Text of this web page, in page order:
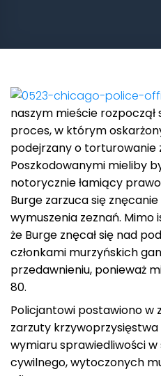
naszym mieście
proces, w którym
podejrzany o torturowanie
Poszkodowanymi mieliby
notorycznie łamiący
Burge zarzuca się
wymuszenia zeznań. Mimo
że Burge znęcał się nad
członkami murzyńskich
przedawnieniu, ponieważ
80.
Policjantowi postawiono w
zarzuty
wymiaru sprawiedliwości
cywilnego, wytoczonych